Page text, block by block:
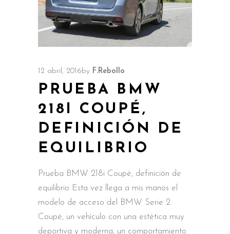
12 abril, 2016by F.Rebollo
PRUEBA BMW
218I COUPÉ,
DEFINICIÓN DE
EQUILIBRIO
Prueba BMW 218i Coupé, definición de
equilibrio Esta vez llega a mis manos el
modelo de acceso del BMW Serie 2
Coupé, un vehículo con una estética muy
deportiva y moderna, un comportamiento